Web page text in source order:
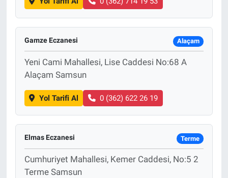
Gamze Eczanesi Alaçam
Yeni Cami Mahallesi, Lise Caddesi No:68 A
Alaçam Samsun
Yol Tarifi Al 0 (362) 622 26 19
Elmas Eczanesi Terme
Cumhuriyet Mahallesi, Kemer Caddesi, No:5 2
Terme Samsun